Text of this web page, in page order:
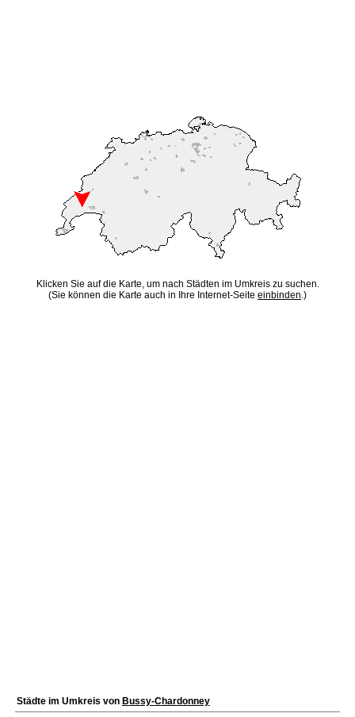
Klicken Sie auf die Karte, um nach Städten im Umkreis zu suchen.
(Sie können die Karte auch in Ihre Internet-Seite einbinden.)
Städte im Umkreis von Bussy-Chardonney